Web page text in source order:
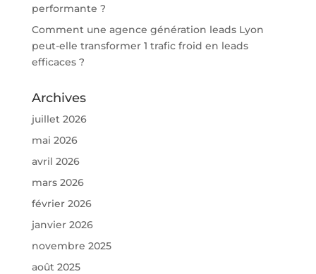
performante ?
Comment une agence génération leads Lyon
peut-elle transformer 1 trafic froid en leads
efficaces ?
Archives
juillet 2026
mai 2026
avril 2026
mars 2026
février 2026
janvier 2026
novembre 2025
août 2025